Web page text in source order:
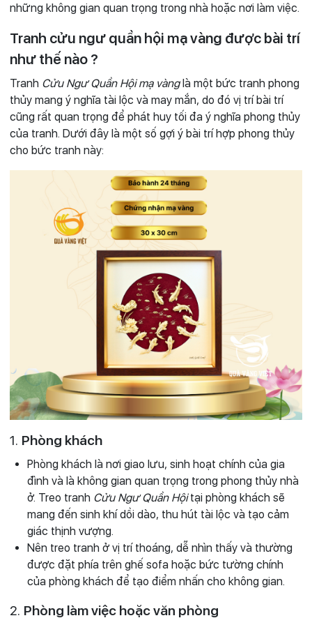
những không gian quan trọng trong nhà hoặc nơi làm việc.
Tranh cửu ngư quần hội mạ vàng được bài trí
như thế nào ?
Tranh Cửu Ngư Quần Hội mạ vànglà một bức tranh phong
thủy mang ý nghĩa tài lộc và may mắn, do đó vị trí bài trí
cũng rất quan trọng để phát huy tối đa ý nghĩa phong thủy
của tranh. Dưới đây là một số gợi ý bài trí hợp phong thủy
cho bức tranh này:
1. Phòng khách
Phòng khách là nơi giao lưu, sinh hoạt chính của gia
đình và là không gian quan trọng trong phong thủy nhà
ở. Treo tranh Cửu Ngư Quần Hộitại phòng khách sẽ
mang đến sinh khí dồi dào, thu hút tài lộc và tạo cảm
giác thịnh vượng.
Nên treo tranh ở vị trí thoáng, dễ nhìn thấy và thường
được đặt phía trên ghế sofa hoặc bức tường chính
của phòng khách để tạo điểm nhấn cho không gian.
2. Phòng làm việc hoặc văn phòng